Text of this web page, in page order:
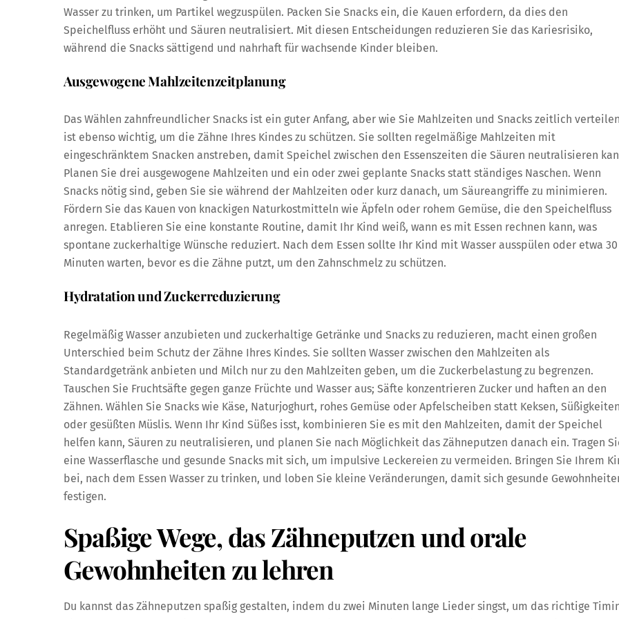
Wasser zu trinken, um Partikel wegzuspülen. Packen Sie Snacks ein, die Kauen erfordern, da dies den
Speichelfluss erhöht und Säuren neutralisiert. Mit diesen Entscheidungen reduzieren Sie das Kariesrisiko,
während die Snacks sättigend und nahrhaft für wachsende Kinder bleiben.
Ausgewogene Mahlzeitenzeitplanung
Das Wählen zahnfreundlicher Snacks ist ein guter Anfang, aber wie Sie Mahlzeiten und Snacks zeitlich
ist ebenso wichtig, um die Zähne Ihres Kindes zu schützen. Sie sollten regelmäßige Mahlzeiten mit
eingeschränktem Snacken anstreben, damit Speichel zwischen den Essenszeiten die Säuren neutralisieren
Planen Sie drei ausgewogene Mahlzeiten und ein oder zwei geplante Snacks statt ständiges Naschen. Wenn
Snacks nötig sind, geben Sie sie während der Mahlzeiten oder kurz danach, um Säureangriffe zu minimieren.
Fördern Sie das Kauen von knackigen Naturkostmitteln wie Äpfeln oder rohem Gemüse, die den Speichelfluss
anregen. Etablieren Sie eine konstante Routine, damit Ihr Kind weiß, wann es mit Essen rechnen kann, was
spontane zuckerhaltige Wünsche reduziert. Nach dem Essen sollte Ihr Kind mit Wasser ausspülen oder etwa 30
Minuten warten, bevor es die Zähne putzt, um den Zahnschmelz zu schützen.
Hydratation und Zuckerreduzierung
Regelmäßig Wasser anzubieten und zuckerhaltige Getränke und Snacks zu reduzieren, macht einen großen
Unterschied beim Schutz der Zähne Ihres Kindes. Sie sollten Wasser zwischen den Mahlzeiten als
Standardgetränk anbieten und Milch nur zu den Mahlzeiten geben, um die Zuckerbelastung zu begrenzen.
Tauschen Sie Fruchtsäfte gegen ganze Früchte und Wasser aus; Säfte konzentrieren Zucker und haften an den
Zähnen. Wählen Sie Snacks wie Käse, Naturjoghurt, rohes Gemüse oder Apfelscheiben statt Keksen,
oder gesüßten Müslis. Wenn Ihr Kind Süßes isst, kombinieren Sie es mit den Mahlzeiten, damit der Speichel
helfen kann, Säuren zu neutralisieren, und planen Sie nach Möglichkeit das Zähneputzen danach ein. Tragen
eine Wasserflasche und gesunde Snacks mit sich, um impulsive Leckereien zu vermeiden. Bringen Sie Ihrem
bei, nach dem Essen Wasser zu trinken, und loben Sie kleine Veränderungen, damit sich gesunde
festigen.
Spaßige Wege, das Zähneputzen und orale
Gewohnheiten zu lehren
Du kannst das Zähneputzen spaßig gestalten, indem du zwei Minuten lange Lieder singst, um das richtige